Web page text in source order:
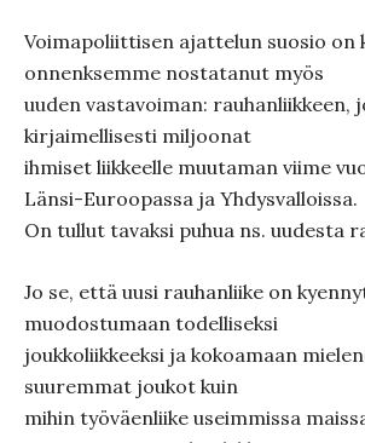
Voimapoliittisen ajattelun suosio on
onnenksemme nostatanut myös
uuden vastavoiman: rauhanliikkeen,
kirjaimellisesti miljoonat
ihmiset liikkeelle muutaman viime
Länsi-Euroopassa ja Yhdysvalloissa.
On tullut tavaksi puhua ns. uudesta
Jo se, että uusi rauhanliike on
muodostumaan todelliseksi
joukkoliikkeeksi ja kokoamaan
suuremmat joukot kuin
mihin työväenliike useimmissa